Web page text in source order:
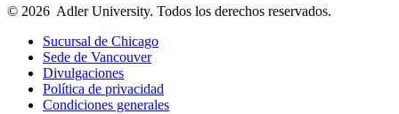
© 2026 Adler University. Todos los derechos reservados.
Sucursal de Chicago
Sede de Vancouver
Divulgaciones
Política de privacidad
Condiciones generales